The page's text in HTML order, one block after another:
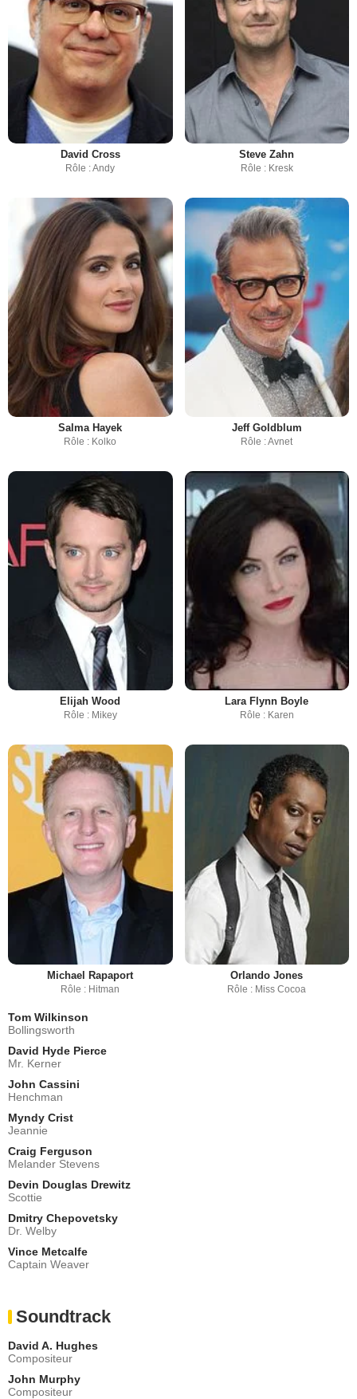
David Cross
Rôle : Andy
Steve Zahn
Rôle : Kresk
Salma Hayek
Rôle : Kolko
Jeff Goldblum
Rôle : Avnet
Elijah Wood
Rôle : Mikey
Lara Flynn Boyle
Rôle : Karen
Michael Rapaport
Rôle : Hitman
Orlando Jones
Rôle : Miss Cocoa
Tom Wilkinson
Bollingsworth
David Hyde Pierce
Mr. Kerner
John Cassini
Henchman
Myndy Crist
Jeannie
Craig Ferguson
Melander Stevens
Devin Douglas Drewitz
Scottie
Dmitry Chepovetsky
Dr. Welby
Vince Metcalfe
Captain Weaver
Soundtrack
David A. Hughes
Compositeur
John Murphy
Compositeur